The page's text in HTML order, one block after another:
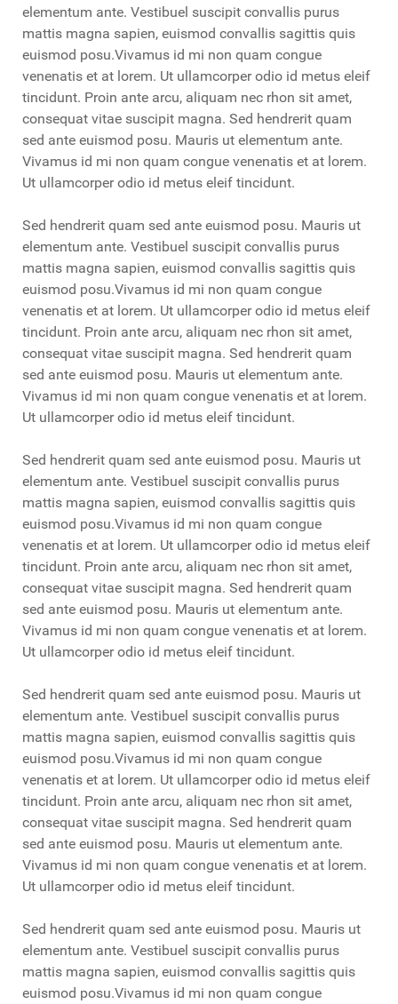
elementum ante. Vestibuel suscipit convallis purus
mattis magna sapien, euismod convallis sagittis quis
euismod posu.Vivamus id mi non quam congue
venenatis et at lorem. Ut ullamcorper odio id metus eleif
tincidunt. Proin ante arcu, aliquam nec rhon sit amet,
consequat vitae suscipit magna. Sed hendrerit quam
sed ante euismod posu. Mauris ut elementum ante.
Vivamus id mi non quam congue venenatis et at lorem.
Ut ullamcorper odio id metus eleif tincidunt.
Sed hendrerit quam sed ante euismod posu. Mauris ut
elementum ante. Vestibuel suscipit convallis purus
mattis magna sapien, euismod convallis sagittis quis
euismod posu.Vivamus id mi non quam congue
venenatis et at lorem. Ut ullamcorper odio id metus eleif
tincidunt. Proin ante arcu, aliquam nec rhon sit amet,
consequat vitae suscipit magna. Sed hendrerit quam
sed ante euismod posu. Mauris ut elementum ante.
Vivamus id mi non quam congue venenatis et at lorem.
Ut ullamcorper odio id metus eleif tincidunt.
Sed hendrerit quam sed ante euismod posu. Mauris ut
elementum ante. Vestibuel suscipit convallis purus
mattis magna sapien, euismod convallis sagittis quis
euismod posu.Vivamus id mi non quam congue
venenatis et at lorem. Ut ullamcorper odio id metus eleif
tincidunt. Proin ante arcu, aliquam nec rhon sit amet,
consequat vitae suscipit magna. Sed hendrerit quam
sed ante euismod posu. Mauris ut elementum ante.
Vivamus id mi non quam congue venenatis et at lorem.
Ut ullamcorper odio id metus eleif tincidunt.
Sed hendrerit quam sed ante euismod posu. Mauris ut
elementum ante. Vestibuel suscipit convallis purus
mattis magna sapien, euismod convallis sagittis quis
euismod posu.Vivamus id mi non quam congue
venenatis et at lorem. Ut ullamcorper odio id metus eleif
tincidunt. Proin ante arcu, aliquam nec rhon sit amet,
consequat vitae suscipit magna. Sed hendrerit quam
sed ante euismod posu. Mauris ut elementum ante.
Vivamus id mi non quam congue venenatis et at lorem.
Ut ullamcorper odio id metus eleif tincidunt.
Sed hendrerit quam sed ante euismod posu. Mauris ut
elementum ante. Vestibuel suscipit convallis purus
mattis magna sapien, euismod convallis sagittis quis
euismod posu.Vivamus id mi non quam congue